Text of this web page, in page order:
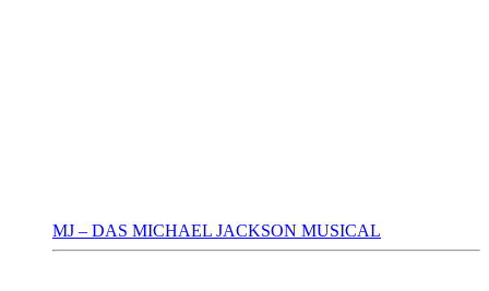
MJ – DAS MICHAEL JACKSON MUSICAL